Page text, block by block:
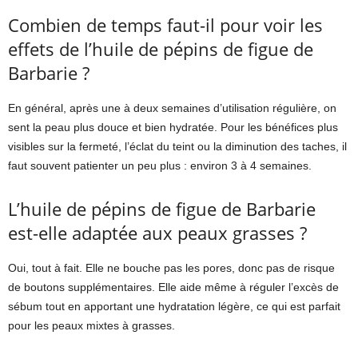
Combien de temps faut-il pour voir les
effets de l’huile de pépins de figue de
Barbarie ?
En général, après une à deux semaines d’utilisation régulière, on
sent la peau plus douce et bien hydratée. Pour les bénéfices plus
visibles sur la fermeté, l’éclat du teint ou la diminution des taches, il
faut souvent patienter un peu plus : environ 3 à 4 semaines.
L’huile de pépins de figue de Barbarie
est-elle adaptée aux peaux grasses ?
Oui, tout à fait. Elle ne bouche pas les pores, donc pas de risque
de boutons supplémentaires. Elle aide même à réguler l’excès de
sébum tout en apportant une hydratation légère, ce qui est parfait
pour les peaux mixtes à grasses.